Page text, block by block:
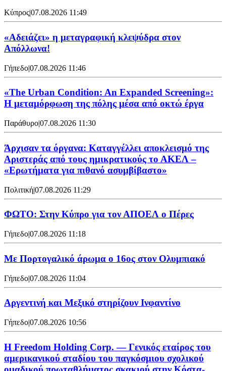
Κύπρος|07.08.2026 11:49
«Αδειάζει» η μεταγραφική κλεψύδρα στον
Απόλλωνα!
Γήπεδο|07.08.2026 11:46
«The Urban Condition: An Expanded Screening»:
Η μεταμόρφωση της πόλης μέσα από οκτώ έργα
Παράθυρο|07.08.2026 11:30
Άρχισαν τα όργανα: Καταγγέλλει αποκλεισμό της
Αριστεράς από τους ημικρατικούς το ΑΚΕΛ –
«Ερωτήματα για πιθανό ασυμβίβαστο»
Πολιτική|07.08.2026 11:29
ΦΩΤΟ: Στην Κύπρο για τον ΑΠΟΕΛ ο Πέρες
Γήπεδο|07.08.2026 11:18
Με Πορτογαλικό άρωμα ο 16ος στον Ολυμπιακό
Γήπεδο|07.08.2026 11:04
Αργεντινή και Μεξικό στηρίζουν Ινφαντίνο
Γήπεδο|07.08.2026 10:56
Η Freedom Holding Corp. — Γενικός εταίρος του
αμερικανικού σταδίου του παγκόσμιου σχολικού